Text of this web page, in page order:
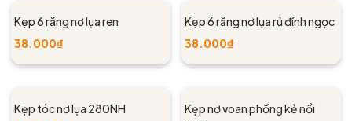
Kẹp 6 răng nơ lụa ren
38.000₫
Kẹp 6 răng nơ lụa rủ đính ngọc
38.000₫
Kẹp tóc nơ lụa 280NH
Kẹp nơ voan phồng kẻ nổi